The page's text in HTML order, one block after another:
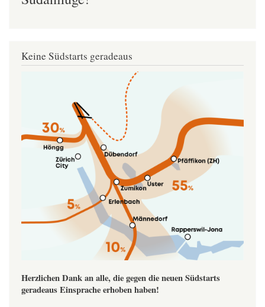
Keine Südstarts geradeaus
Herzlichen Dank an alle, die gegen die neuen Südstarts
geradeaus Einsprache erhoben haben!